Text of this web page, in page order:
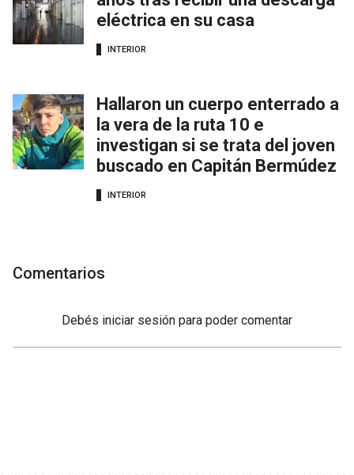
eléctrica en su casa
INTERIOR
Hallaron un cuerpo enterrado a
la vera de la ruta 10 e
investigan si se trata del joven
buscado en Capitán Bermúdez
INTERIOR
Comentarios
Debés iniciar sesión para poder comentar